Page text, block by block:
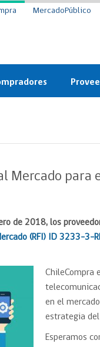
MercadoPúblico
Ágil
Tipo de Licitación
inversa
Pública de
Subasta
Sello
Mercado para
de 2018, los
(RFI) ID 3233-3-
ChileCompra
en el
estrategia
Esperamos